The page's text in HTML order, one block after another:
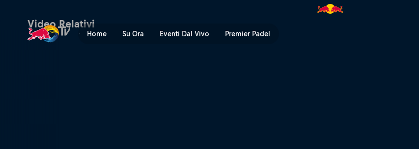
Home Su Ora Eventi Dal Vivo Premier Padel
Video Relativi